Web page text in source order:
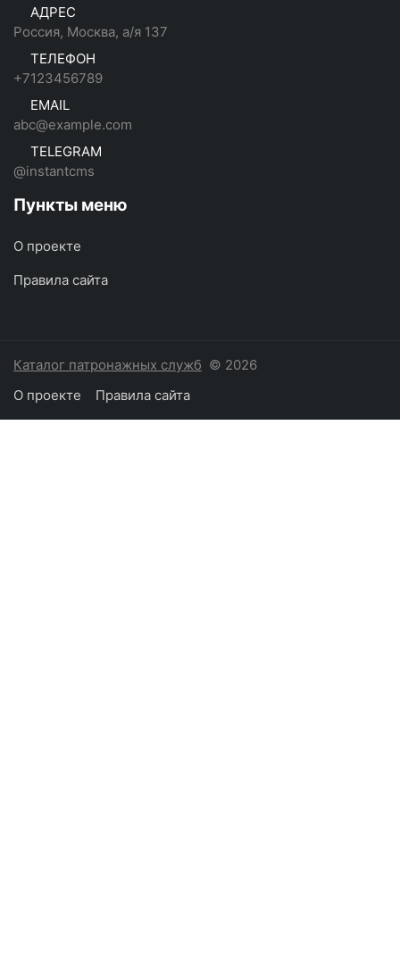
АДРЕС
Россия, Москва, а/я 137
ТЕЛЕФОН
+7123456789
EMAIL
abc@example.com
TELEGRAM
@instantcms
Пункты меню
О проекте
Правила сайта
Каталог патронажных служб © 2026
О проекте
Правила сайта